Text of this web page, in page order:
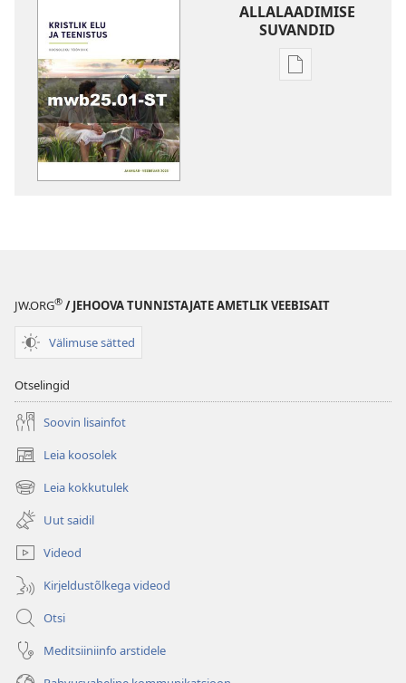
ALLALAADIMISE
SUVANDID
Väljaannete
JW.ORG® / JEHOOVA TUNNISTAJATE AMETLIK VEEBISAIT
Välimuse sätted
Otselingid
Soovin lisainfot
Leia koosolek
(avab
uue
akna)
Leia kokkutulek
(avab
uue
akna)
Uut saidil
Videod
Kirjeldustõlkega videod
Otsi
Meditsiiniinfo arstidele